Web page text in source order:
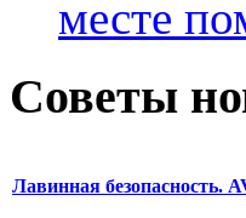
месте
Советы
Лавинная безопасность.